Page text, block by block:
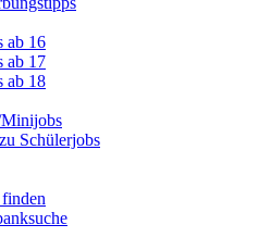
ab 16
ab 17
ab 18
Schülerjobs